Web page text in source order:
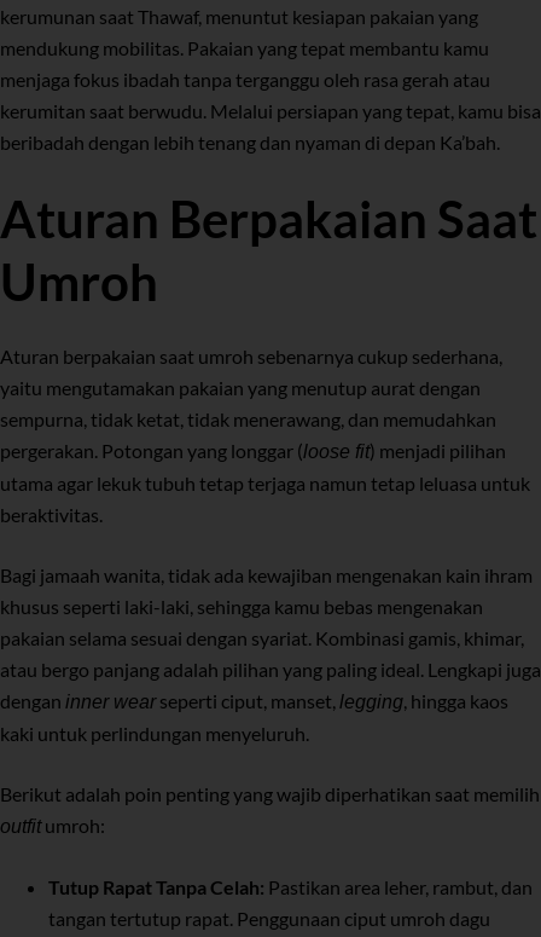
kerumunan saat Thawaf, menuntut kesiapan pakaian yang
mendukung mobilitas. Pakaian yang tepat membantu kamu
menjaga fokus ibadah tanpa terganggu oleh rasa gerah atau
kerumitan saat berwudu. Melalui persiapan yang tepat, kamu bisa
beribadah dengan lebih tenang dan nyaman di depan Ka’bah.
Aturan Berpakaian Saat
Umroh
Aturan berpakaian saat umroh sebenarnya cukup sederhana,
yaitu mengutamakan pakaian yang menutup aurat dengan
sempurna, tidak ketat, tidak menerawang, dan memudahkan
pergerakan. Potongan yang longgar (loose fit) menjadi pilihan
utama agar lekuk tubuh tetap terjaga namun tetap leluasa untuk
beraktivitas.
Bagi jamaah wanita, tidak ada kewajiban mengenakan kain ihram
khusus seperti laki-laki, sehingga kamu bebas mengenakan
pakaian selama sesuai dengan syariat. Kombinasi gamis, khimar,
atau bergo panjang adalah pilihan yang paling ideal. Lengkapi juga
dengan inner wearseperti ciput, manset, legging, hingga kaos
kaki untuk perlindungan menyeluruh.
Berikut adalah poin penting yang wajib diperhatikan saat memilih
outfitumroh:
Tutup Rapat Tanpa Celah: Pastikan area leher, rambut, dan
tangan tertutup rapat. Penggunaan ciput umroh dagu